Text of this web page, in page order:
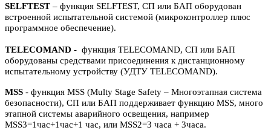
SELFTEST – функция SELFTEST, СП или БАП оборудован
встроенной испытательной системой (микроконтроллер плюс
программное обеспечение).
TELECOMAND - функция TELECOMAND, СП или БАП
оборудованы средствами присоединения к дистанционному
испытательному устройству (УДТУ TELECOMAND).
MSS - функция MSS (Multy Stage Safety – Многоэтапная система
безопасности), СП или БАП поддерживает функцию MSS, много
этапной системы аварийного освещения, например
MSS3=1час+1час+1 час, или MSS2=3 часа + 3часа.